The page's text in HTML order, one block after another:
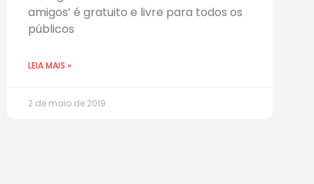
amigos’ é gratuito e livre para todos os
públicos
LEIA MAIS »
2 de maio de 2019